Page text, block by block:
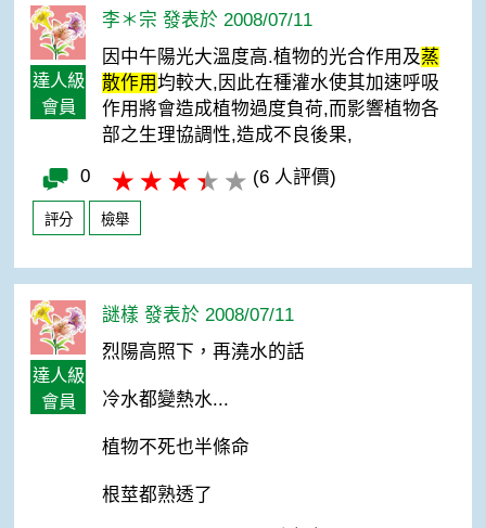
達人級
會員
李＊宗 發表於 2008/07/11
因中午陽光大溫度高.植物的光合作用及蒸
散作用均較大,因此在種灌水使其加速呼吸
作用將會造成植物過度負荷,而影響植物各
部之生理協調性,造成不良後果,
0 (6 人評價)
評分 檢舉
達人級
會員
謎樣 發表於 2008/07/11
烈陽高照下，再澆水的話
冷水都變熱水...
植物不死也半條命
根莖都熟透了